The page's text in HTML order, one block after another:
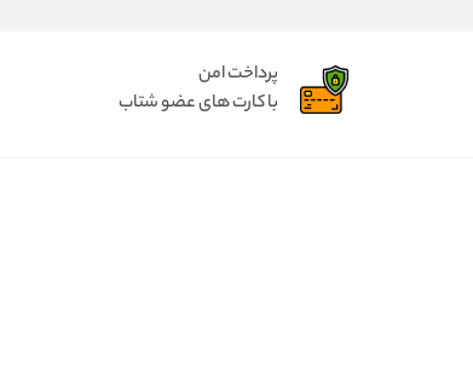
پرداخت امن
با کارت های عضو شتاب